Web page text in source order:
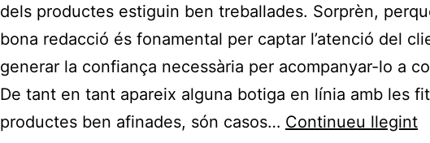
dels productes estiguin ben treballades. Sorprèn,
bona redacció és fonamental per captar l’atenció del
generar la confiança necessària per acompanyar-lo a
De tant en tant apareix alguna botiga en línia amb les
productes ben afinades, són casos… Continueu llegint